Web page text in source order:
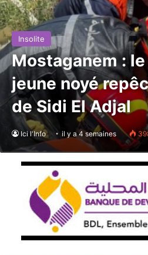
Insolite
Mostaganem : le
jeune noyé
de Sidi El Adjal
Ici l'Info il y a 4 semaines